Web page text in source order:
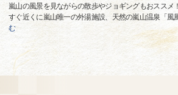
嵐山の風景を見ながらの散歩やジョギングもおススメ！
すぐ近くに嵐山唯一の外湯施設、天然の嵐山温泉「風
む